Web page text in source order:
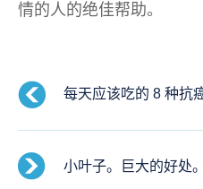
情的人的绝佳帮助。
每天应该吃的 8 种抗
小叶子。巨大的好处